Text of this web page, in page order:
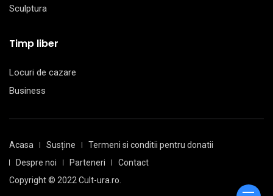
Sculptura
Timp liber
Locuri de cazare
Business
Acasa Susține
Termeni si conditii pentru donatii
Despre noi
Parteneri
Contact
Copyright © 2022 Cult-ura.ro.